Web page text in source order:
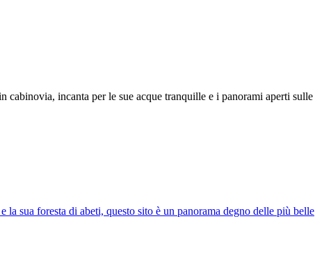
cabinovia, incanta per le sue acque tranquille e i panorami aperti sulle
sua foresta di abeti, questo sito è un panorama degno delle più belle